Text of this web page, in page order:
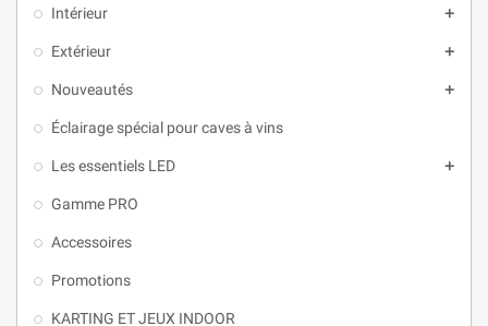
Intérieur 
Extérieur 
Nouveautés 
Éclairage spécial pour caves à vins
Les essentiels LED 
Gamme PRO
Accessoires
Promotions
KARTING ET JEUX INDOOR